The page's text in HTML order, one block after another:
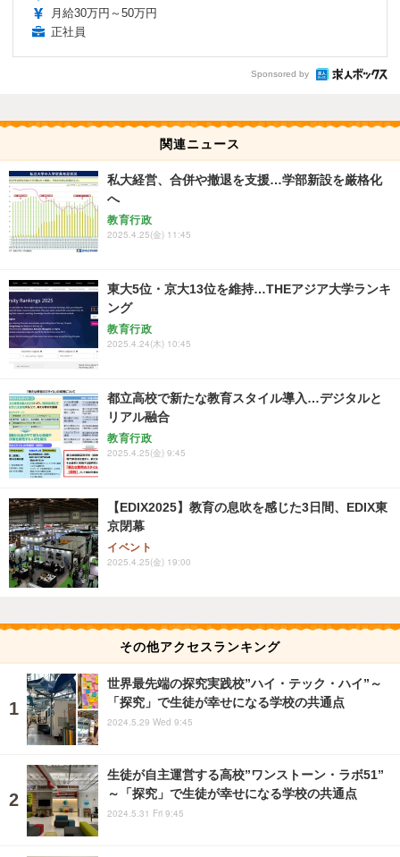
月給30万円～50万円
正社員
Sponsored by
関連ニュース
私大経営、合併や撤退を支援…学部新設を厳格化
へ
教育行政
2025.4.25(金) 11:45
東大5位・京大13位を維持…THEアジア大学ランキ
ング
教育行政
2025.4.24(木) 10:45
都立高校で新たな教育スタイル導入…デジタルと
リアル融合
教育行政
2025.4.25(金) 9:45
【EDIX2025】教育の息吹を感じた3日間、EDIX東
京閉幕
イベント
2025.4.25(金) 19:00
その他アクセスランキング
世界最先端の探究実践校”ハイ・テック・ハイ”～
「探究」で生徒が幸せになる学校の共通点
2024.5.29 Wed 9:45
生徒が自主運営する高校”ワンストーン・ラボ51”
～「探究」で生徒が幸せになる学校の共通点
2024.5.31 Fri 9:45